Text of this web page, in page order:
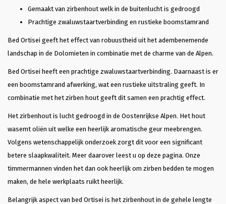
Gemaakt van zirbenhout welk in de buitenlucht is gedroogd
Prachtige zwaluwstaartverbinding en rustieke boomstamrand
Bed Ortisei geeft het effect van robuustheid uit het adembenemende
landschap in de Dolomieten in combinatie met de charme van de Alpen.
Bed Ortisei heeft een prachtige zwaluwstaartverbinding. Daarnaast is er
een boomstamrand afwerking, wat een rustieke uitstraling geeft. In
combinatie met het zirben hout geeft dit samen een prachtig effect.
Het zirbenhout is lucht gedroogd in de Oostenrijkse Alpen. Het hout
wasemt oliën uit welke een heerlijk aromatische geur meebrengen.
Volgens wetenschappelijk onderzoek zorgt dit voor een significant
betere slaapkwaliteit. Meer daarover leest u op deze pagina. Onze
timmermannen vinden het dan ook heerlijk om zirben bedden te mogen
maken, de hele werkplaats ruikt heerlijk.
Belangrijk aspect van bed Ortisei is het zirbenhout in de gehele lengte